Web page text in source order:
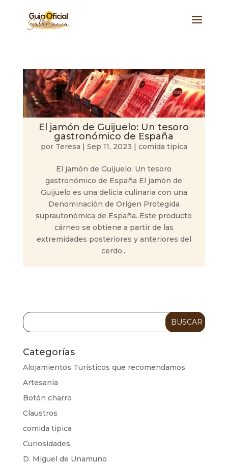
El jamón de Guijuelo: Un tesoro
gastronómico de España
por Teresa | Sep 11, 2023 | comida tipica
El jamón de Guijuelo: Un tesoro
gastronómico de España El jamón de
Guijuelo es una delicia culinaria con una
Denominación de Origen Protegida
suprautonómica de España. Este producto
cárneo se obtiene a partir de las
extremidades posteriores y anteriores del
cerdo...
Categorías
Alojamientos Turísticos que recomendamos
Artesanía
Botón charro
Claustros
comida tipica
Curiosidades
D. Miguel de Unamuno